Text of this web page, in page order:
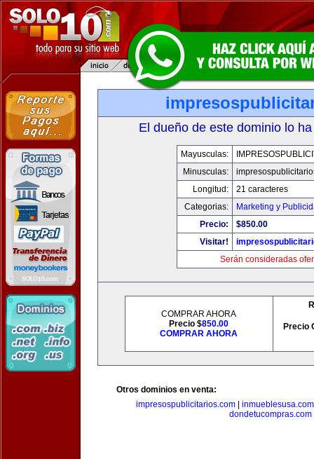
El dueño de este dominio lo
Mayusculas:
Minusculas:
Longitud:
21 caracteres
Categorias:
Marketing y
Precio:
$850.00
Visitar!
Serán consideradas
COMPRAR AHORA
Precio $850.00
COMPRAR AHORA
Precio
Otros dominios en venta:
impresospublicitarios.com
inmueblesusa.com
dondetucompras.com